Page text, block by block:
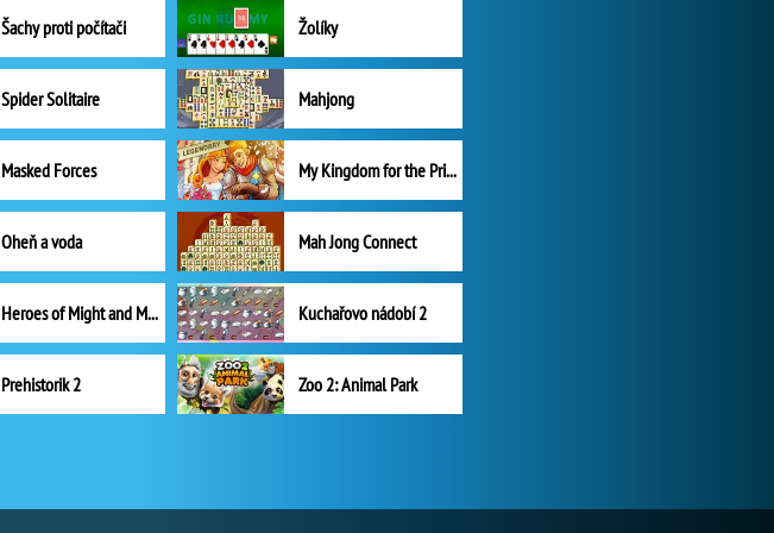
Šachy proti počítači Žolíky
Spider Solitaire Mahjong
Masked Forces My Kingdom for the Princess Plná verze
Oheň a voda Mah Jong Connect
Heroes of Might and Magic II Kuchařovo nádobí 2
Prehistorik 2 Zoo 2: Animal Park